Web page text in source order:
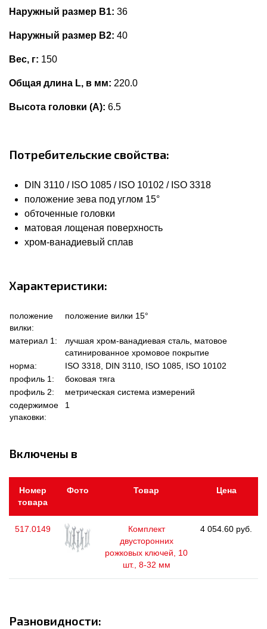
Наружный размер В1: 36
Наружный размер В2: 40
Вес, г: 150
Общая длина L, в мм: 220.0
Высота головки (А): 6.5
Потребительские свойства:
DIN 3110 / ISO 1085 / ISO 10102 / ISO 3318
положение зева под углом 15°
обточенные головки
матовая лощеная поверхность
хром-ванадиевый сплав
Характеристики:
положение
вилки:
положение вилки 15°
материал 1:
лучшая хром-ванадиевая сталь, матовое
сатинированное хромовое покрытие
норма:
ISO 3318, DIN 3110, ISO 1085, ISO 10102
профиль 1:
боковая тяга
профиль 2:
метрическая система измерений
содержимое
упаковки:
1
Включены в
Номер
товара
Фото Товар Цена
517.0149
Комплект
двусторонних
рожковых ключей, 10
шт., 8-32 мм
4 054.60 руб.
Разновидности: